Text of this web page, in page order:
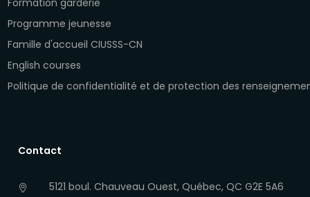
Formation garderie
Programme jeunesse
Famille d'accueil CIUSSS-CN
English courses
Politique de confidentialité et de protection des
Contact
5121 boul. Chauveau Ouest, Québec, QC G2E 5A6